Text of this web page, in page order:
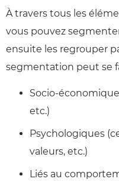
À travers tous les
vous pouvez
ensuite les regrouper
segmentation peut se
Socio-
etc.)
Psychologiques
valeurs, etc.)
Liés au